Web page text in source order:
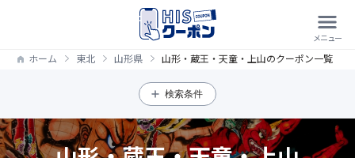
ホーム 東北 山形県 山形・蔵王・天童・上山のクーポン一覧
検索条件